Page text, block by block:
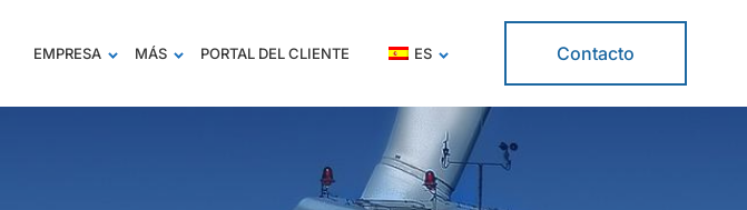
EMPRESA MÁS PORTAL DEL CLIENTE ES Contacto